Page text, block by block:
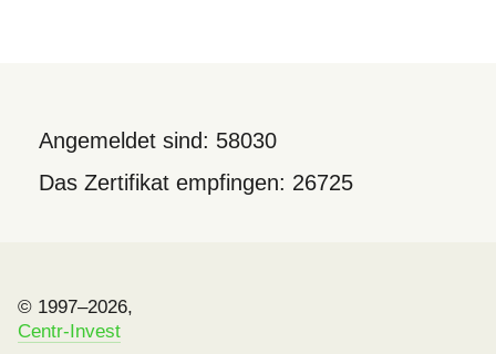
Angemeldet sind: 58030
Das Zertifikat empfingen: 26725
© 1997–2026,
Centr-Invest